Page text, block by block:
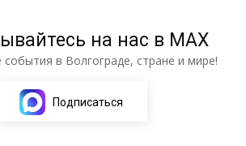
на нас в МАХ
в Волгограде, стране и мире!
Подписаться